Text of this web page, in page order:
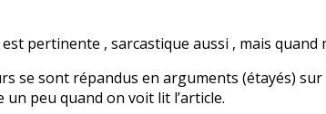
pertinente , sarcastique aussi , mais quand
se sont répandus en arguments (étayés)
peu quand on voit lit l’article.